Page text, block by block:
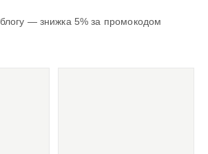
блогу — знижка 5% за промокодом